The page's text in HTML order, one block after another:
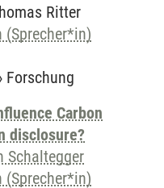
Ritter
(Sprecher*in)
› Forschung
Carbon
disclosure?
Schaltegger
(Sprecher*in)